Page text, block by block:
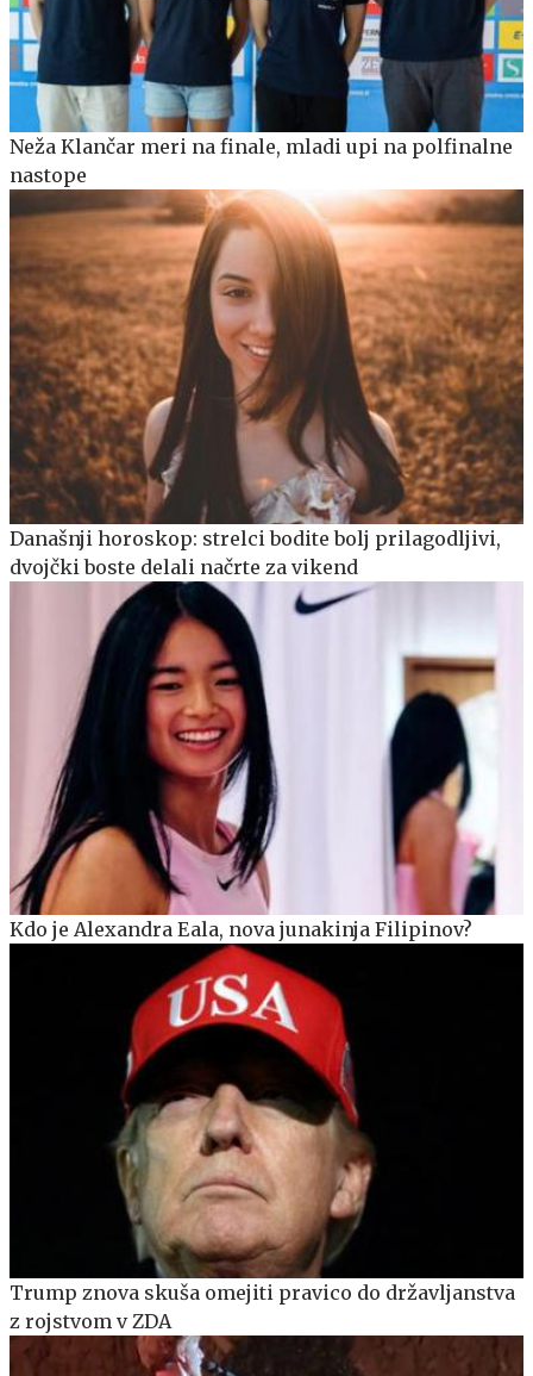
Neža Klančar meri na finale, mladi upi na polfinalne
nastope
Današnji horoskop: strelci bodite bolj prilagodljivi,
dvojčki boste delali načrte za vikend
Kdo je Alexandra Eala, nova junakinja Filipinov?
Trump znova skuša omejiti pravico do državljanstva
z rojstvom v ZDA